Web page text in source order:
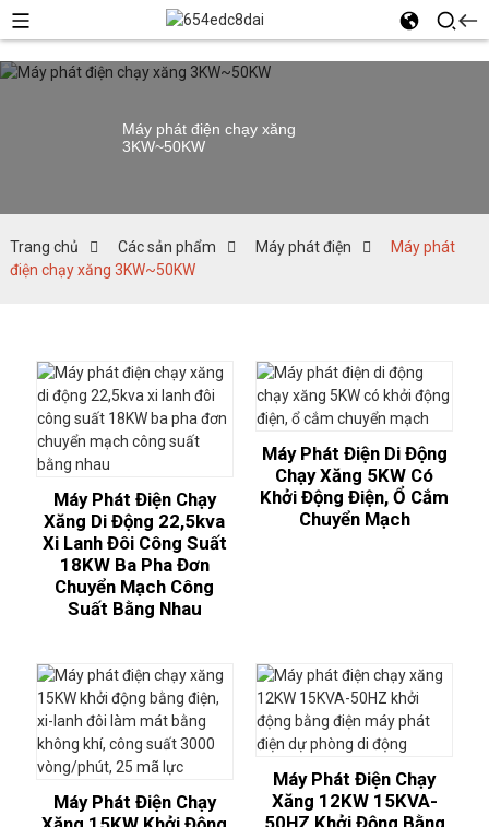
Máy phát điện chạy xăng
3KW~50KW
Trang chủ Các sản phẩm Máy phát điện
Máy phát
điện chạy xăng 3KW~50KW
Máy Phát Điện Chạy
Xăng Di Động 22,5kva
Xi Lanh Đôi Công Suất
18KW Ba Pha Đơn
Chuyển Mạch Công
Suất Bằng Nhau
Máy Phát Điện Di Động
Chạy Xăng 5KW Có
Khởi Động Điện, Ổ Cắm
Chuyển Mạch
Máy Phát Điện Chạy
Máy Phát Điện Chạy
Xăng 12KW 15KVA-
50HZ Khởi Động Bằng